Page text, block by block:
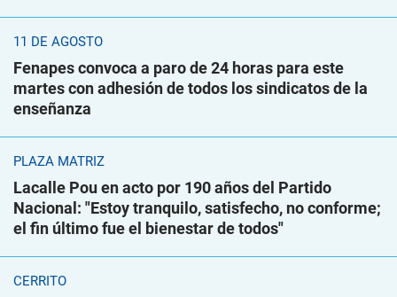
11 DE AGOSTO
Fenapes convoca a paro de 24 horas para este
martes con adhesión de todos los sindicatos de la
enseñanza
PLAZA MATRIZ
Lacalle Pou en acto por 190 años del Partido
Nacional: "Estoy tranquilo, satisfecho, no conforme;
el fin último fue el bienestar de todos"
CERRITO